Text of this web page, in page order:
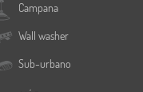
Campana
Wall washer
Sub-urbano